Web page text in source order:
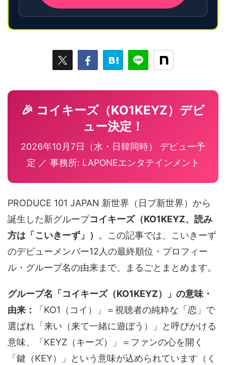
🎉 コイキーズ（KO1KEYZ）デビ
ュー決定！
2026年10月7日（水・日韓同時） デビュー予
定 ／ 事務所: LAPONEエンタテインメント
PRODUCE 101 JAPAN 新世界（日プ新世界）から
誕生した新グループコイキーズ（KO1KEYZ、読み
方は「こいきーず」） 。この記事では、こいきーず
のデビューメンバー12人の最終順位・プロフィー
ル・グループ名の由来まで、まるごとまとめます。
グループ名「コイキーズ（KO1KEYZ）」の意味・
由来：
「KO1（コイ）」＝視聴者の純粋な「恋」で
選ばれ「来い（来て一緒に遊ぼう）」と呼びかける
意味、「KEYZ（キーズ）」＝ファンの心を開く
「鍵（KEY）」という意味が込められています（く